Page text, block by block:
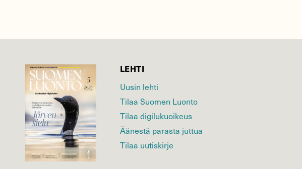
LEHTI
Uusin lehti
Tilaa Suomen Luonto
Tilaa digilukuoikeus
Äänestä parasta juttua
Tilaa uutiskirje